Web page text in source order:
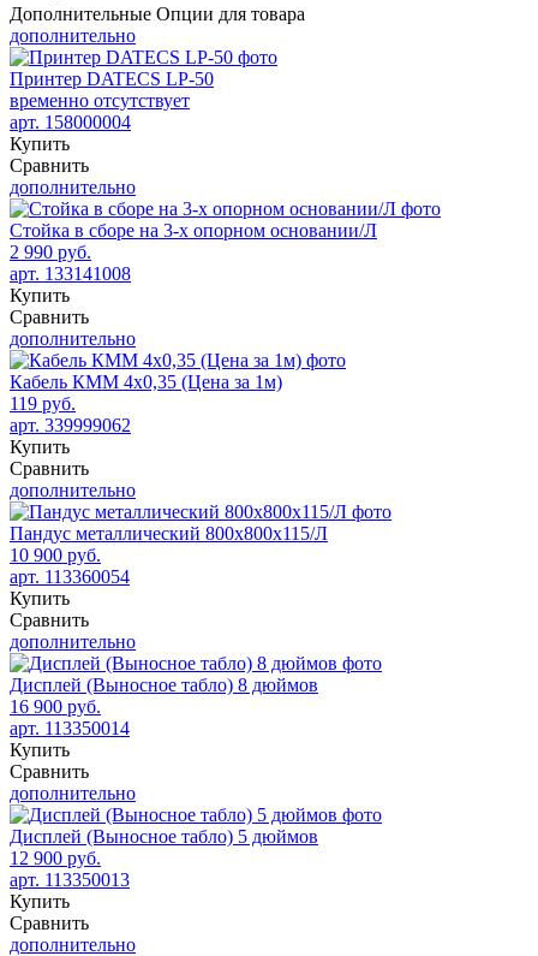
Дополнительные Опции для товара
дополнительно
Принтер DATECS LP-50
временно отсутствует
арт. 158000004
Купить
Сравнить
дополнительно
Стойка в сборе на 3-х опорном основании/Л
2 990 руб.
арт. 133141008
Купить
Сравнить
дополнительно
Кабель КММ 4х0,35 (Цена за 1м)
119 руб.
арт. 339999062
Купить
Сравнить
дополнительно
Пандус металлический 800x800x115/Л
10 900 руб.
арт. 113360054
Купить
Сравнить
дополнительно
Дисплей (Выносное табло) 8 дюймов
16 900 руб.
арт. 113350014
Купить
Сравнить
дополнительно
Дисплей (Выносное табло) 5 дюймов
12 900 руб.
арт. 113350013
Купить
Сравнить
дополнительно